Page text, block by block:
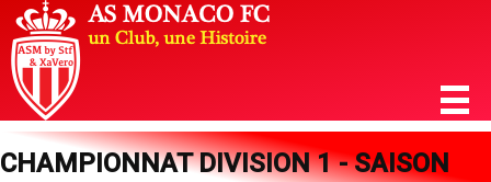
CHAMPIONNAT DIVISION 1 - SAISON